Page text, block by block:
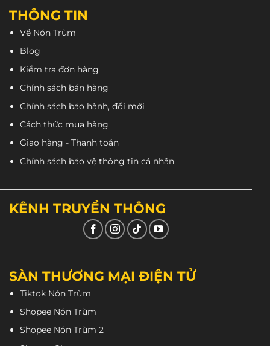
THÔNG TIN
Về Nón Trùm
Blog
Kiểm tra đơn hàng
Chính sách bán hàng
Chính sách bảo hành, đổi mới
Cách thức mua hàng
Giao hàng - Thanh toán
Chính sách bảo vệ thông tin cá nhân
KÊNH TRUYỀN THÔNG
SÀN THƯƠNG MẠI ĐIỆN TỬ
Tiktok Nón Trùm
Shopee Nón Trùm
Shopee Nón Trùm 2